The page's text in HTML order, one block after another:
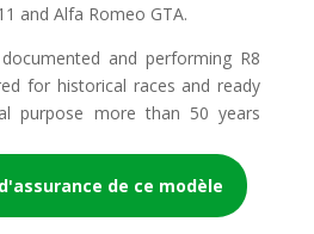
and Alfa Romeo GTA.
and performing R8
for historical races and ready
purpose more than 50 years
de ce modèle